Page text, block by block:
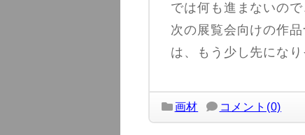
では何も進まないの
次の展覧会向けの作
は、もう少し先になり
画材 コメント(0)